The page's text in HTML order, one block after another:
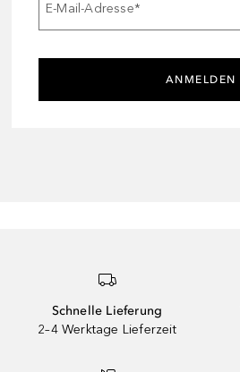
E-Mail-Adresse*
ANMELDEN
Schnelle Lieferung
2–4 Werktage Lieferzeit